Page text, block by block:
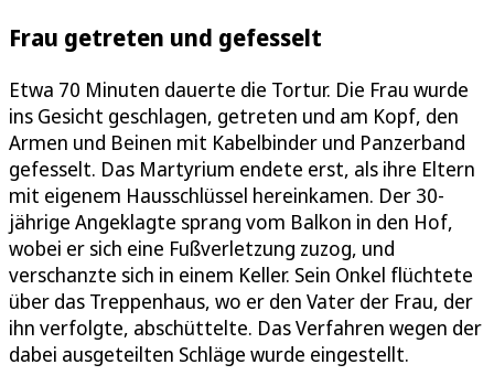
Frau getreten und gefesselt
Etwa 70 Minuten dauerte die Tortur. Die Frau wurde
ins Gesicht geschlagen, getreten und am Kopf, den
Armen und Beinen mit Kabelbinder und Panzerband
gefesselt. Das Martyrium endete erst, als ihre Eltern
mit eigenem Hausschlüssel hereinkamen. Der 30-
jährige Angeklagte sprang vom Balkon in den Hof,
wobei er sich eine Fußverletzung zuzog, und
verschanzte sich in einem Keller. Sein Onkel flüchtete
über das Treppenhaus, wo er den Vater der Frau, der
ihn verfolgte, abschüttelte. Das Verfahren wegen der
dabei ausgeteilten Schläge wurde eingestellt.